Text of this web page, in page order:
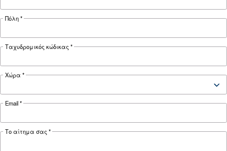
αεροσυμπιεστών. Διαβάστε τις κύριες Συχνές
αεροσυμπιεστή.